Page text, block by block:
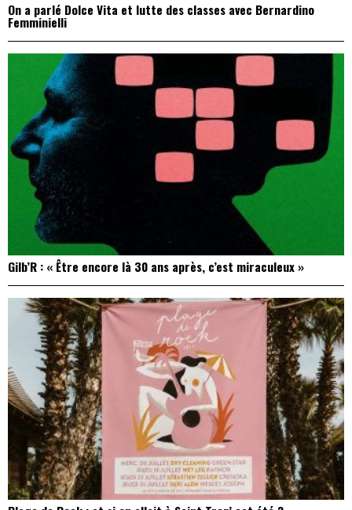
On a parlé Dolce Vita et lutte des classes avec Bernardino
Femminielli
Gilb’R : « Être encore là 30 ans après, c’est miraculeux »